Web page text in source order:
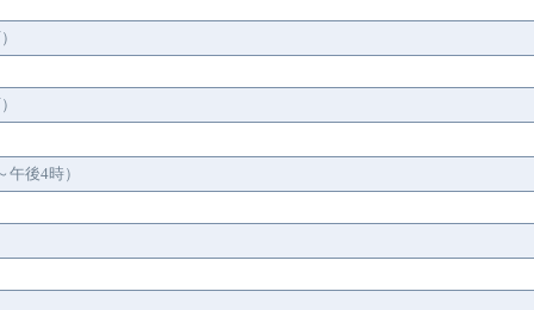
後4時）